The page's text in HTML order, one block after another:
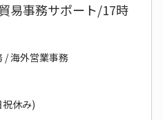
易事務サポート/17時
/ 海外営業事務
休み)